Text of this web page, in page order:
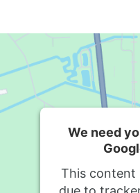
We need
This content